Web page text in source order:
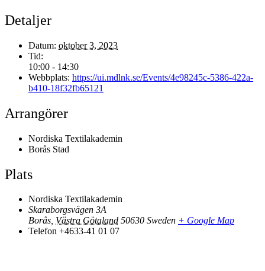
Detaljer
Datum: oktober 3, 2023
Tid:
10:00 - 14:30
Webbplats: https://ui.mdlnk.se/Events/4e98245c-5386-422a-
b410-18f32fb65121
Arrangörer
Nordiska Textilakademin
Borås Stad
Plats
Nordiska Textilakademin
Skaraborgsvägen 3A
Borås, Västra Götaland 50630 Sweden + Google Map
Telefon +4633-41 01 07